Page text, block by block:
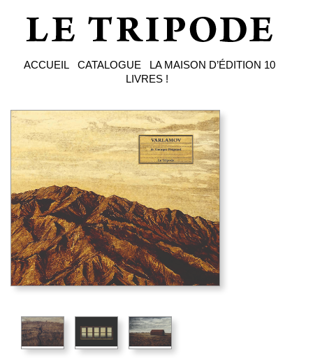
ACCUEIL CATALOGUE LA MAISON D’ÉDITION 10
LIVRES !